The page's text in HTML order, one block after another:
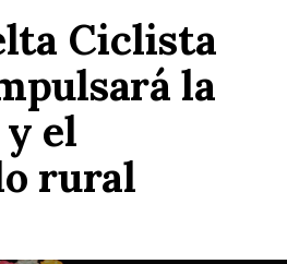
Ciclista
la
el
rural